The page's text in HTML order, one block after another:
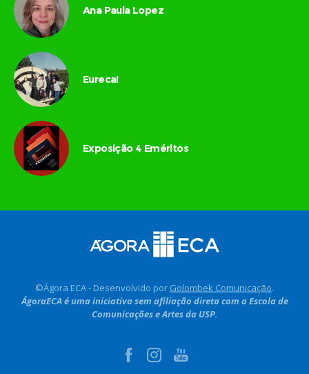
Ana Paula Lopez
Eureca!
Exposição 4 Eméritos
©Ágora ECA - Desenvolvido por Golombek Comunicação.
ÁgoraECA é uma iniciativa sem afiliação direta com a Escola de
Comunicações e Artes da USP.